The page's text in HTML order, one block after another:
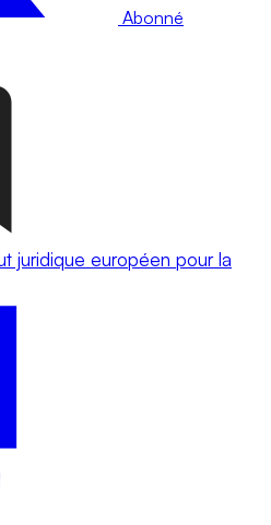
Abonné
juridique européen pour la